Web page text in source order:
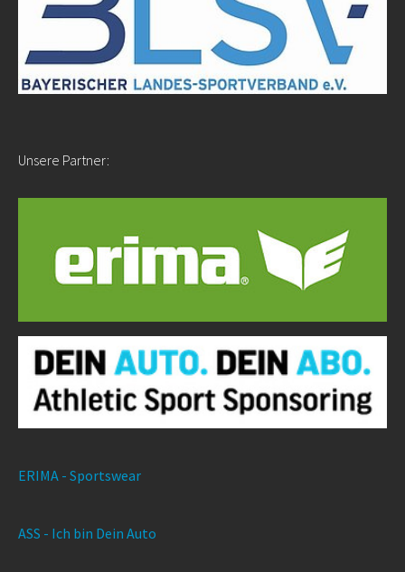
Unsere Partner:
ERIMA - Sportswear
ASS - Ich bin Dein Auto